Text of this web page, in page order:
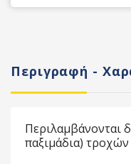
Περιγραφή -
Περιλαμβάνονται
παξιμάδια)